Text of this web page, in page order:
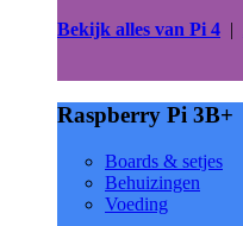
Bekijk alles van Pi 4 |
Raspberry Pi 3B+
Boards & setjes
Behuizingen
Voeding